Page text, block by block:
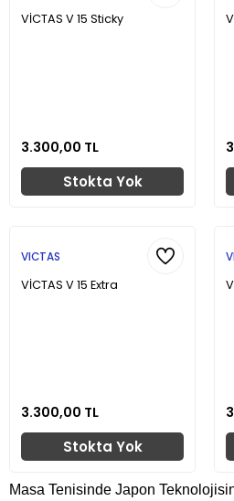
VİCTAS V 15 Sticky
3.300,00 TL
Stokta Yok
VICTAS
VİCTAS V 15 Extra
3.300,00 TL
Stokta Yok
Masa Tenisinde Japon